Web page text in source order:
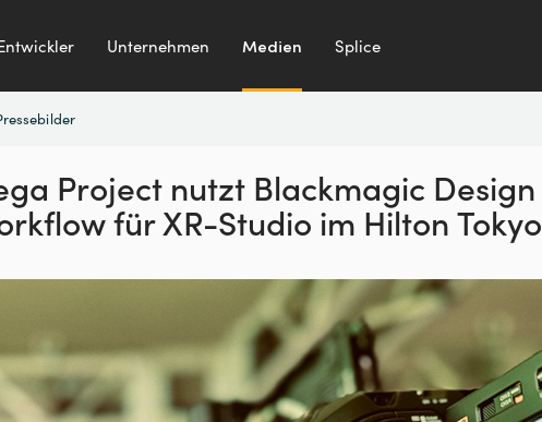
Unternehmen Medien Splice
Project nutzt Blackmagic Design
für XR-Studio im Hilton Tokyo